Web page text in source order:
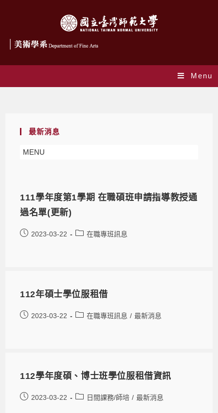
Menu
最新消息
MENU
111學年度第1學期 在職碩班申請指導教授通
過名單(更新)
2023-03-22 在職專班訊息
112年碩士學位服租借
2023-03-22 在職專班訊息 / 最新消息
112學年度碩、博士班學位服租借資訊
2023-03-22 日間課務/師培 / 最新消息